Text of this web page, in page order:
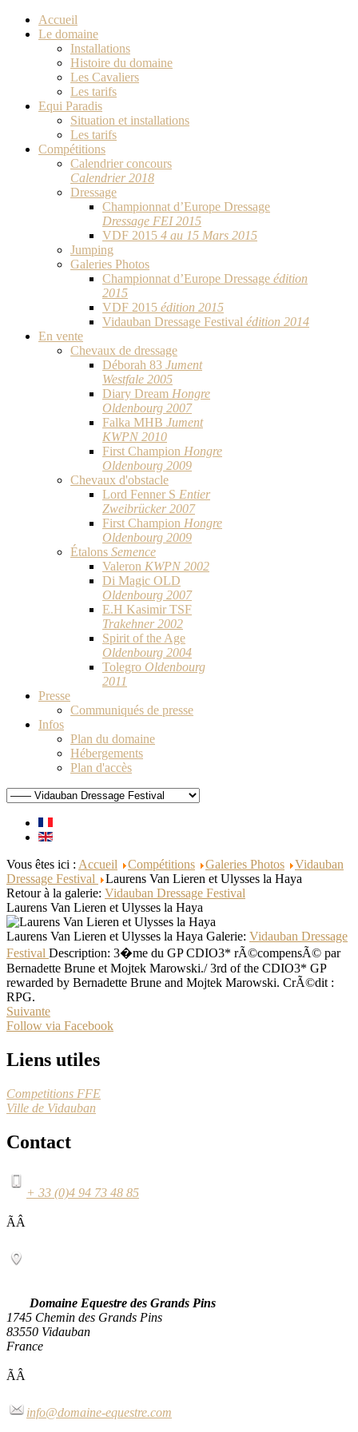
Accueil
Le domaine
Installations
Histoire du domaine
Les Cavaliers
Les tarifs
Equi Paradis
Situation et installations
Les tarifs
Compétitions
Calendrier concours
Calendrier 2018
Dressage
Championnat d’Europe Dressage
Dressage FEI 2015
VDF 2015 4 au 15 Mars 2015
Jumping
Galeries Photos
Championnat d’Europe Dressage édition
2015
VDF 2015 édition 2015
Vidauban Dressage Festival édition 2014
En vente
Chevaux de dressage
Déborah 83 Jument
Westfale 2005
Diary Dream Hongre
Oldenbourg 2007
Falka MHB Jument
KWPN 2010
First Champion Hongre
Oldenbourg 2009
Chevaux d'obstacle
Lord Fenner S Entier
Zweibrücker 2007
First Champion Hongre
Oldenbourg 2009
Étalons Semence
Valeron KWPN 2002
Di Magic OLD
Oldenbourg 2007
E.H Kasimir TSF
Trakehner 2002
Spirit of the Age
Oldenbourg 2004
Tolegro Oldenbourg
2011
Presse
Communiqués de presse
Infos
Plan du domaine
Hébergements
Plan d'accès
Vous êtes ici : Accueil Compétitions Galeries Photos
Vidauban
Dressage Festival
Laurens Van Lieren et Ulysses la Haya
Retour à la galerie: Vidauban Dressage Festival
Laurens Van Lieren et Ulysses la Haya
Laurens Van Lieren et Ulysses la Haya Galerie: Vidauban Dressage
Festival Description: 3�me du GP CDIO3* rÃ©compensÃ© par
Bernadette Brune et Mojtek Marowski./ 3rd of the CDIO3* GP
rewarded by Bernadette Brune and Mojtek Marowski. CrÃ©dit :
RPG.
Suivante
Follow via Facebook
Liens utiles
Competitions FFE
Ville de Vidauban
Contact
+ 33 (0)4 94 73 48 85
ÃÂ
Domaine Equestre des Grands Pins
1745 Chemin des Grands Pins
83550 Vidauban
France
ÃÂ
info@domaine-equestre.com